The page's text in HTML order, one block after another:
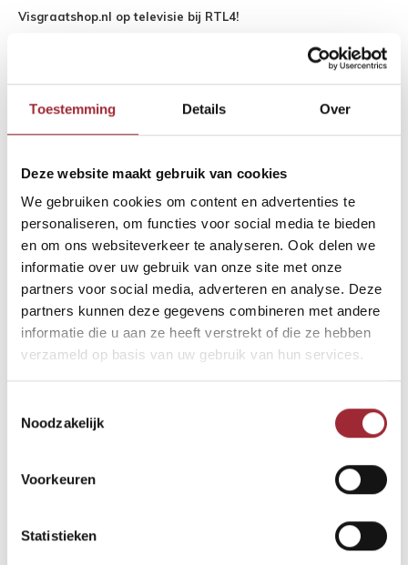
Toestemming Details Over
Deze website maakt gebruik van cookies
We gebruiken cookies om content en advertenties te
personaliseren, om functies voor social media te bieden
en om ons websiteverkeer te analyseren. Ook delen we
informatie over uw gebruik van onze site met onze
partners voor social media, adverteren en analyse. Deze
partners kunnen deze gegevens combineren met andere
informatie die u aan ze heeft verstrekt of die ze hebben
verzameld op basis van uw gebruik van hun services.
Noodzakelijk
Voorkeuren
Statistieken
Visgraatshop.nl op televisie bij RTL4!
Onlangs hebben we deelgenomen aan het televisieprogramma